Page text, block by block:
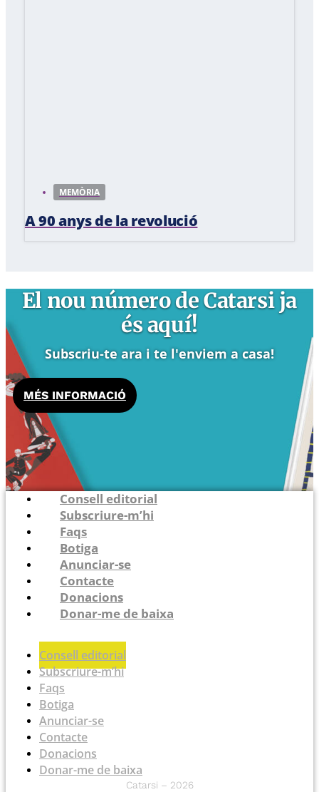
MEMÒRIA
A 90 anys de la revolució
El nou número de Catarsi ja
és aquí!
Subscriu-te ara i te l'enviem a casa!
MÉS INFORMACIÓ
Consell editorial
Subscriure-m’hi
Faqs
Botiga
Anunciar-se
Contacte
Donacions
Donar-me de baixa
Consell editorial
Subscriure-m’hi
Faqs
Botiga
Anunciar-se
Contacte
Donacions
Donar-me de baixa
Catarsi – 2026